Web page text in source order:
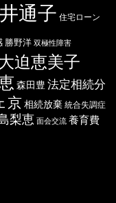
通子 住宅ローン
勝野洋 双極性障害
迫恵美子
森田豊 法定相続分
京相続放棄 統合失調症
梨恵 面会交流 養育費